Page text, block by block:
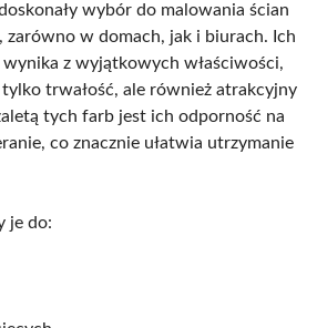
wybór do malowania ścian
zarówno w domach, jak i biurach. Ich
z wyjątkowych właściwości,
trwałość, ale również atrakcyjny
tych farb jest ich odporność na
co znacznie ułatwia utrzymanie
je do: